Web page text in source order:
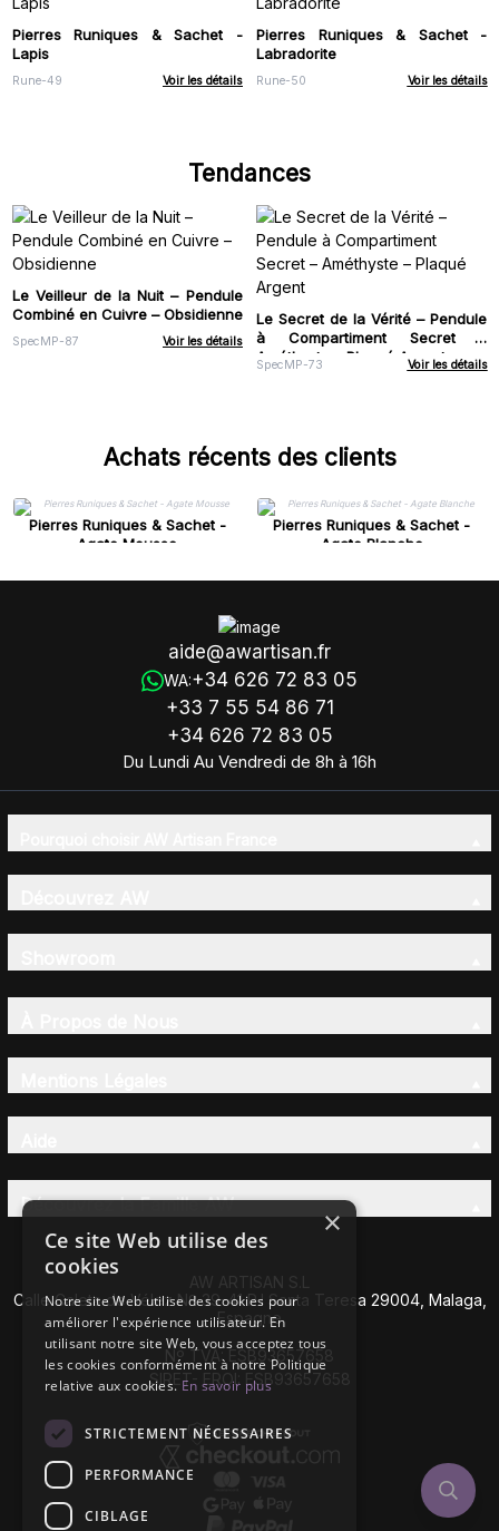
Pierres Runiques & Sachet -
Lapis
Rune-49 Voir les détails
Pierres Runiques & Sachet -
Labradorite
Rune-50 Voir les détails
Tendances
Le Veilleur de la Nuit – Pendule
Combiné en Cuivre – Obsidienne
SpecMP-87 Voir les détails
Le Secret de la Vérité – Pendule
à Compartiment Secret –
Améthyste – Plaqué Argent
SpecMP-73 Voir les détails
Achats récents des clients
Pierres Runiques & Sachet -
Agate Mousse
Pierres Runiques & Sachet -
Agate Blanche
aide@awartisan.fr
WA:+34 626 72 83 05
+33 7 55 54 86 71
+34 626 72 83 05
Du Lundi Au Vendredi de 8h à 16h
Découvrez la Famille AW
AW ARTISAN S.L
Calle Caleta de Vélez Nº 39-41 P.I Santa Teresa 29004, Malaga,
Espagne
Nº TVA: ESB93657658
SIRET- EROI: ESB93657658
×
Ce site Web utilise des
cookies
Notre site Web utilise des cookies pour
améliorer l'expérience utilisateur. En
utilisant notre site Web, vous acceptez tous
les cookies conformément à notre Politique
relative aux cookies.En savoir plus
STRICTEMENT NÉCESSAIRES
PERFORMANCE
CIBLAGE